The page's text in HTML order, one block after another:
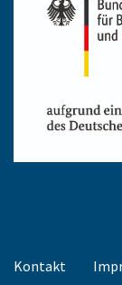
Kontakt